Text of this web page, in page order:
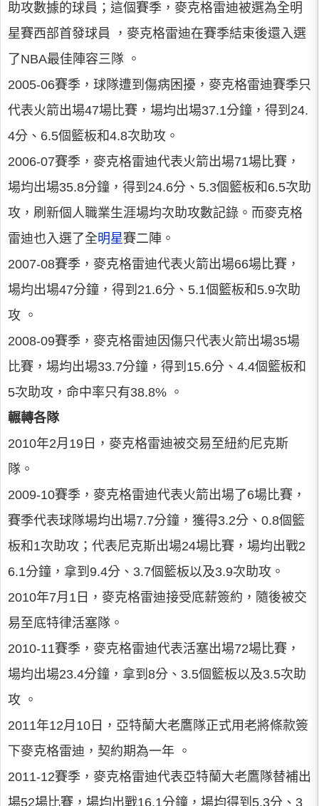
助攻數據的球員；這個賽季，麥克格雷迪被選為全明
星賽西部首發球員 ，麥克格雷迪在賽季結束後還入選
了NBA最佳陣容三隊 。
2005-06賽季，球隊遭到傷病困擾，麥克格雷迪賽季只
代表火箭出場47場比賽，場均出場37.1分鐘，得到24.
4分、6.5個籃板和4.8次助攻。
2006-07賽季，麥克格雷迪代表火箭出場71場比賽，
場均出場35.8分鐘，得到24.6分、5.3個籃板和6.5次助
攻，刷新個人職業生涯場均次助攻數記錄。而麥克格
雷迪也入選了全明星賽二陣。
2007-08賽季，麥克格雷迪代表火箭出場66場比賽，
場均出場47分鐘，得到21.6分、5.1個籃板和5.9次助
攻 。
2008-09賽季，麥克格雷迪因傷只代表火箭出場35場
比賽，場均出場33.7分鐘，得到15.6分、4.4個籃板和
5次助攻，命中率只有38.8% 。
輾轉各隊
2010年2月19日，麥克格雷迪被交易至紐約尼克斯
隊。
2009-10賽季，麥克格雷迪代表火箭出場了6場比賽，
賽季代表球隊場均出場7.7分鐘，獲得3.2分、0.8個籃
板和1次助攻；代表尼克斯出場24場比賽，場均出戰2
6.1分鐘，拿到9.4分、3.7個籃板以及3.9次助攻。
2010年7月1日，麥克格雷迪接受底薪簽約，隨後被交
易至底特律活塞隊。
2010-11賽季，麥克格雷迪代表活塞出場72場比賽，
場均出場23.4分鐘，拿到8分、3.5個籃板以及3.5次助
攻 。
2011年12月10日，亞特蘭大老鷹隊正式用老將條款簽
下麥克格雷迪，契約期為一年 。
2011-12賽季，麥克格雷迪代表亞特蘭大老鷹隊替補出
場52場比賽，場均出戰16.1分鐘，場均得到5.3分、3